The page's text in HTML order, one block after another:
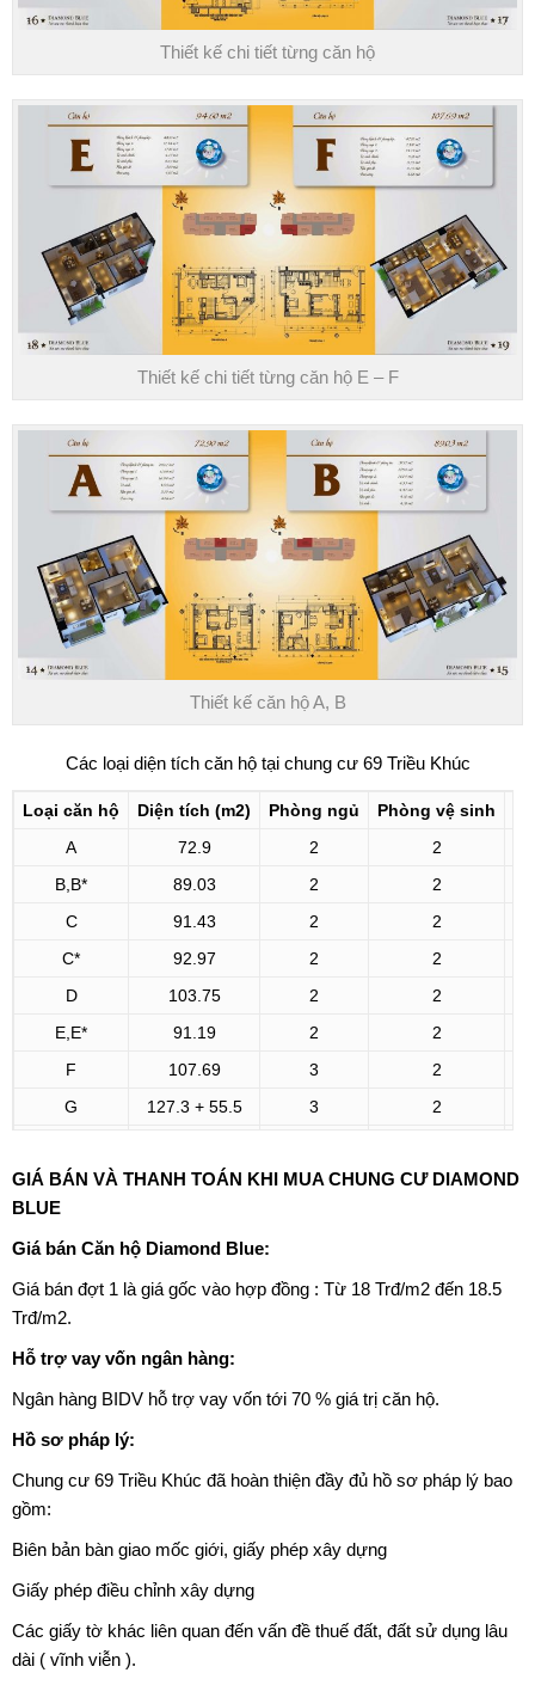
Thiết kế chi tiết từng căn hộ
Thiết kế chi tiết từng căn hộ E – F
Thiết kế căn hộ A, B
Các loại diện tích căn hộ tại chung cư 69 Triều Khúc
Loại căn hộ Diện tích (m2) Phòng ngủ
Phòng vệ sinh
A
72.9 2
2
B,B*
89.03 2
2
C
91.43 2
2
C*
92.97 2
2
D
103.75 2
2
E,E*
91.19 2
2
F
107.69 3
2
G
127.3 + 55.5 3 2
GIÁ BÁN VÀ THANH TOÁN KHI MUA CHUNG CƯ DIAMOND
BLUE
Giá bán Căn hộ Diamond Blue:
Giá bán đợt 1 là giá gốc vào hợp đồng : Từ 18 Trđ/m2 đến 18.5
Trđ/m2.
Hỗ trợ vay vốn ngân hàng:
Ngân hàng BIDV hỗ trợ vay vốn tới 70 % giá trị căn hộ.
Hồ sơ pháp lý:
Chung cư 69 Triều Khúc đã hoàn thiện đầy đủ hồ sơ pháp lý bao
gồm:
Biên bản bàn giao mốc giới, giấy phép xây dựng
Giấy phép điều chỉnh xây dựng
Các giấy tờ khác liên quan đến vấn đề thuế đất, đất sử dụng lâu
dài ( vĩnh viễn ).